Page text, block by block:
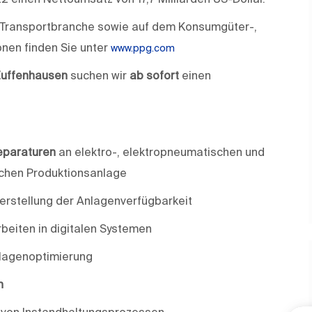
sowie auf dem Konsumgüter-,
finden Sie unter www.ppg.com
suchen wir ab sofort einen
an elektro-, elektro­pneumatischen und
Produktionsanlage
der Anlagenverfügbarkeit
in digitalen Systemen